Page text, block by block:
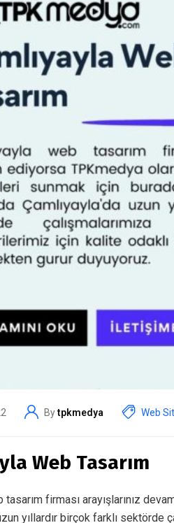
Bytpkmedya Web
Web Tasarım
tasarım firması arayışlarınız
yıllardır birçok farklı